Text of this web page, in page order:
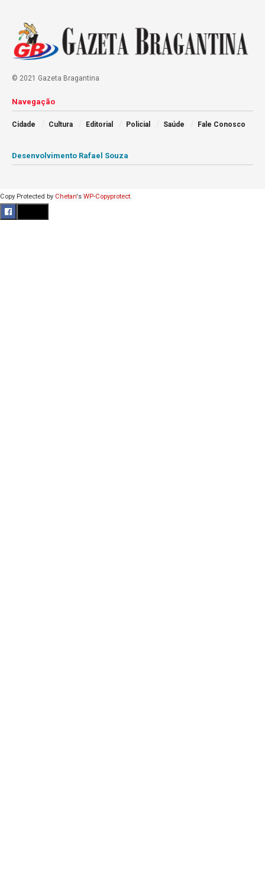
© 2021 Gazeta Bragantina
Navegação
Cidade Cultura Editorial Policial Saúde Fale Conosco
Desenvolvimento Rafael Souza
Copy Protected by Chetan's WP-Copyprotect.